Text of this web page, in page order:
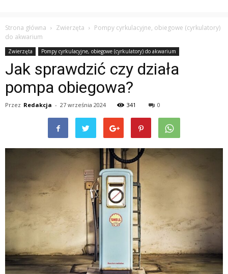
Strona główna Zwierzęta
Pompy cyrkulacyjne, obiegowe (cyrkulatory)
do akwarium
Zwierzęta Pompy cyrkulacyjne, obiegowe (cyrkulatory) do akwarium
Jak sprawdzić czy działa
pompa obiegowa?
Przez Redakcja - 27 września 2024 341 0